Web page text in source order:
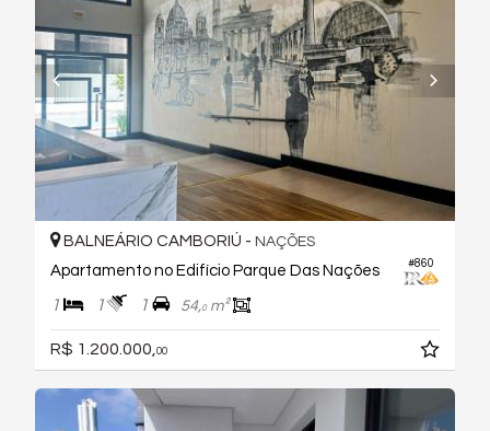
#860
BALNEÁRIO CAMBORIÚ - NAÇÕES
Apartamento no Edifício Parque Das Nações
1 1 1 54,0m²
R$ 1.200.000,00